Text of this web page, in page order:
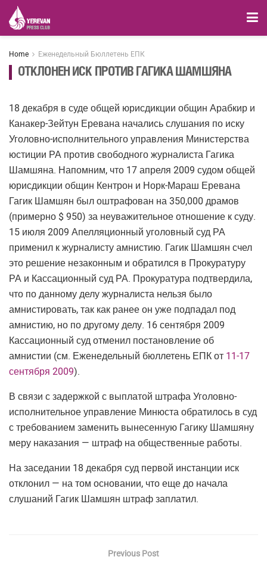
Home Еженедельный Бюллетень ЕПК
ОТКЛОНЕН ИСК ПРОТИВ ГАГИКА ШАМШЯНА
18 декабря в суде общей юрисдикции общин Арабкир и
Канакер-Зейтун Еревана начались слушания по иску
Уголовно-исполнительного управления Министерства
юстиции РА против свободного журналиста Гагика
Шамшяна. Напомним, что 17 апреля 2009 судом общей
юрисдикции общин Кентрон и Норк-Мараш Еревана
Гагик Шамшян был оштрафован на 350,000 драмов
(примерно $ 950) за неуважительное отношение к суду.
15 июля 2009 Апелляционный уголовный суд РА
применил к журналисту амнистию. Гагик Шамшян счел
это решение незаконным и обратился в Прокуратуру
РА и Кассационный суд РА. Прокуратура подтвердила,
что по данному делу журналиста нельзя было
амнистировать, так как ранее он уже подпадал под
амнистию, но по другому делу. 16 сентября 2009
Кассационный суд отменил постановление об
амнистии (см. Еженедельный бюллетень ЕПК от 11-17
сентября 2009).
В связи с задержкой с выплатой штрафа Уголовно-
исполнительное управление Минюста обратилось в суд
с требованием заменить вынесенную Гагику Шамшяну
меру наказания — штраф на общественные работы.
На заседании 18 декабря суд первой инстанции иск
отклонил — на том основании, что еще до начала
слушаний Гагик Шамшян штраф заплатил.
Previous Post